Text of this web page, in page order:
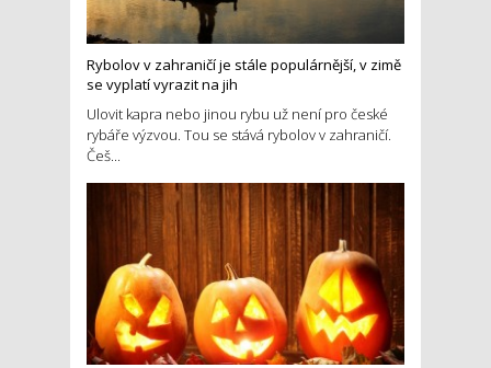
Rybolov v zahraničí je stále populárnější, v zimě
se vyplatí vyrazit na jih
Ulovit kapra nebo jinou rybu už není pro české
rybáře výzvou. Tou se stává rybolov v zahraničí.
Češ...